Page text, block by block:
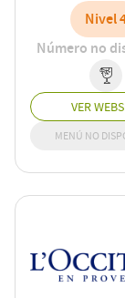
Nivel
Número no
VER
MENÚ NO